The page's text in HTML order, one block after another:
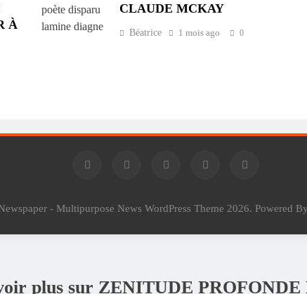
À
CLAUDE MCKAY
Béatrice 1 mois ago 0
- Multipurpose News WordPress Theme 2026. Powered By
plus sur ZENITUDE